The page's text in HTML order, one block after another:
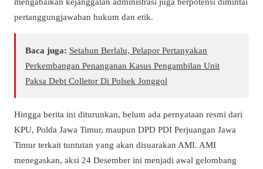
pertanggungjawaban hukum dan etik.
Baca juga: Setahun Berlalu, Pelapor Pertanyakan
Perkembangan Penanganan Kasus Pengambilan Unit
Paksa Debt Colletor Di Polsek Jonggol
Hingga berita ini diturunkan, belum ada pernyataan resmi dari
KPU, Polda Jawa Timur, maupun DPD PDI Perjuangan Jawa
Timur terkait tuntutan yang akan disuarakan AMI. AMI
menegaskan, aksi 24 Desember ini menjadi awal gelombang